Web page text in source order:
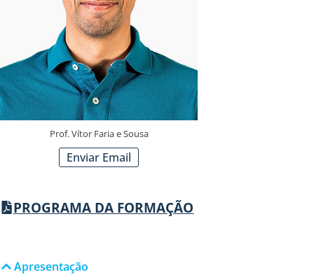
Prof. Vítor Faria e Sousa
Enviar Email
PROGRAMA DA FORMAÇÃO
Apresentação